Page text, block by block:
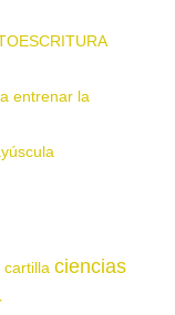
entrenar la
cartilla ciencias